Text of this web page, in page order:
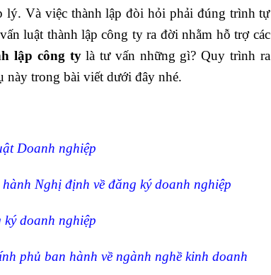
lý. Và việc thành lập đòi hỏi phải đúng trình tự
luật thành lập công ty ra đời nhằm hỗ trợ các
lập công tylà tư vấn những gì? Quy trình ra
này trong bài viết dưới đây nhé.
Doanh nghiệp
Nghị định về đăng ký doanh nghiệp
doanh nghiệp
phủ ban hành về ngành nghề kinh doanh